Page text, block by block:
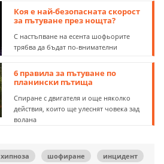
Коя е най-безопасната скорост
за пътуване през нощта?
С настъпване на есента шофьорите
трябва да бъдат по-внимателни
6 правила за пътуване по
планински пътища
Спиране с двигателя и още няколко
действия, които ще улеснят човека зад
волана
хипноза шофиране
инцидент